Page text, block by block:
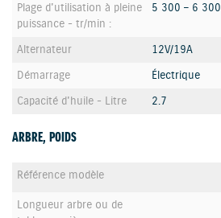
Plage d'utilisation à pleine
puissance - tr/min :
5 300 – 6 300
Alternateur
12V/19A
Démarrage
Électrique
Capacité d'huile - Litre
2.7
ARBRE, POIDS
Référence modèle
Longueur arbre ou de